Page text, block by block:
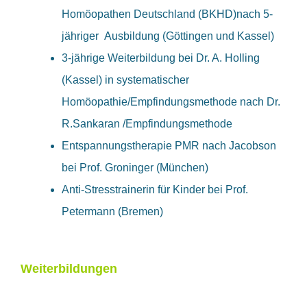
Homöopathen Deutschland (BKHD)nach 5-
jähriger Ausbildung (Göttingen und Kassel)
3-jährige Weiterbildung bei Dr. A. Holling
(Kassel) in systematischer
Homöopathie/Empfindungsmethode nach Dr.
R.Sankaran /Empfindungsmethode
Entspannungstherapie PMR nach Jacobson
bei Prof. Groninger (München)
Anti-Stresstrainerin für Kinder bei Prof.
Petermann (Bremen)
Weiterbildungen